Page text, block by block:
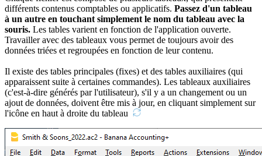
différents contenus comptables ou applicatifs. Passez d'un tableau
à un autre en touchant simplement le nom du tableau avec la
souris. Les tables varient en fonction de l'application ouverte.
Travailler avec des tableaux vous permet de toujours avoir des
données triées et regroupées en fonction de leur contenu.
Il existe des tables principales (fixes) et des tables auxiliaires (qui
apparaissent suite à certaines commandes). Les tableaux auxiliaires
(c'est-à-dire générés par l'utilisateur), s'il y a un changement ou un
ajout de données, doivent être mis à jour, en cliquant simplement sur
l'icône en haut à droite du tableau